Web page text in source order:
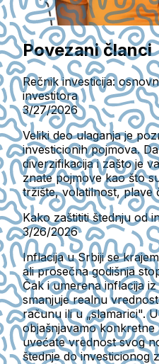
Povezani članci
Rečnik investicija:
investitora
3/27/2026
Veliki deo ulaganja je
investicionih pojmova.
diverzifikacija i zašto je
znate pojmove kao što
tržište, volatilnost, plave
Kako zaštititi štednju od
3/26/2026
Inflacija u Srbiji se
ali prosečna godišnja
Čak i umerena inflacija
smanjuje realnu
računu ili u „slamarici".
objašnjavamo konkretne
uvećate vrednost svog
štednje do investicionog